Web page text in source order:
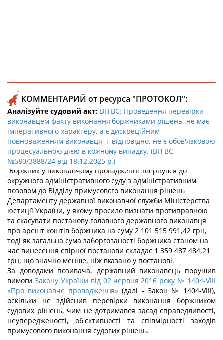
КОММЕНТАРИЙ от ресурса "ПРОТОКОЛ":
Аналізуйте судовий акт: ВП ВС: Проведення перевірки
виконавцем факту виконання боржниками рішень, не має
імперативного характеру, а є дискреційним
повноваженням виконавця, і, відповідно, не є обов'язковою
процесуальною дією в кожному випадку. (ВП ВС
№580/3888/24 від 18.12.2025 р.)
Боржник у виконавчому провадженні звернувся до
окружного адміністративного суду з адміністративним
позовом до Відділу примусового виконання рішень
Департаменту державної виконавчої служби Міністерства
юстиції України, у якому просило визнати протиправною
та скасувати постанову головного державного виконавця
про арешт коштів боржника на суму 2 101 515 991,42 грн,
тоді як загальна сума заборгованості боржника станом на
час винесення спірної постанови складає 1 359 487 484,21
грн, що значно менше, ніж вказано у постанові.
За доводами позивача, державний виконавець порушив
вимоги Закону України від 02 червня 2016 року № 1404-VIII
«Про виконавче провадження» (далі - Закон № 1404-VIII),
оскільки не здійснив перевірки виконання боржником
судових рішень, чим не дотримався засад справедливості,
неупередженості, об'єктивності та співмірності заходів
примусового виконання судових рішень.